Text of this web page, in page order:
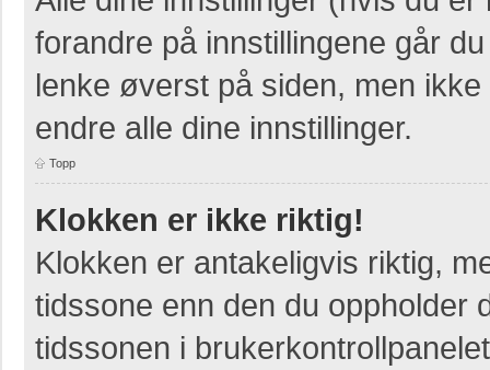
forandre på innstillingene går
lenke øverst på siden, men
endre alle dine innstillinger.
Topp
Klokken er ikke riktig!
Klokken er antakeligvis riktig,
tidssone enn den du oppholder
tidssonen i